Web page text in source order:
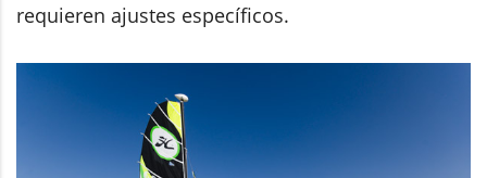
requieren ajustes específicos.